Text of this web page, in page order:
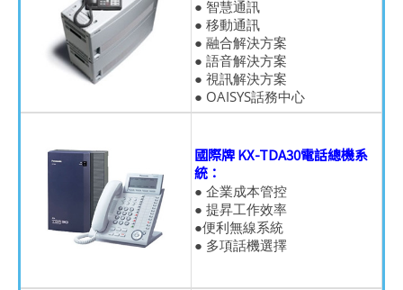
● 智慧通訊
● 移動通訊
● 融合解決方案
● 語音解決方案
● 視訊解決方案
● OAISYS話務中心
國際牌 KX-TDA30電話總機系
統：
● 企業成本管控
● 提昇工作效率
●便利無線系統
● 多項話機選擇